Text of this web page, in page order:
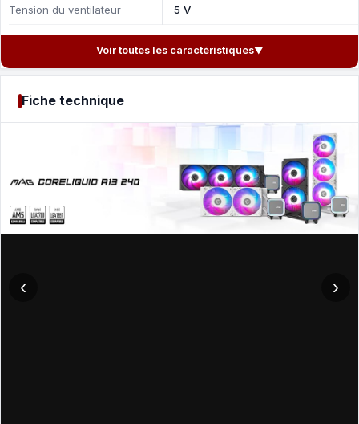
Tension du ventilateur 5 V
Voir toutes les caractéristiques▼
Fiche technique
‹ ›